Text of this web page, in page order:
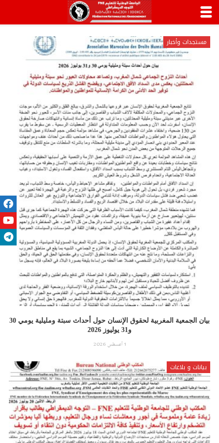
مستجدات وأخبار
بيان الجمعية المغربية لحقوق الإنسان حول أحداث سبتة ومليلية يومي 30
و31 يوليوز 2026
1 أغسطس 2026
بيانات و بلاغات